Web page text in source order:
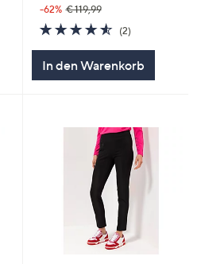
-62% € 119,99
4.5
von
(2)
In den Warenkorb